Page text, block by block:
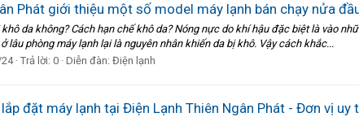
Phát giới thiệu một số model máy lạnh bán chạy nửa
da không? Cách hạn chế khô da? Nóng nực do khí hậu đặc biệt là vào
lâu phòng máy lạnh lại là nguyên nhân khiến da bị khô. Vậy cách khắc...
Trả lời: 0 Diễn đàn: Điện lạnh
đặt máy lạnh tại Điện Lạnh Thiên Ngân Phát - Đơn vị uy